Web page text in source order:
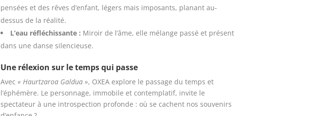
pensées et des rêves d’enfant, légers mais imposants, planant au-
dessus de la réalité.
L’eau réfléchissante : Miroir de l’âme, elle mélange passé et présent
dans une danse silencieuse.
Une rélexion sur le temps qui passe
Avec « Haurtzaroa Galdua », OXEA explore le passage du temps et
l’éphémère. Le personnage, immobile et contemplatif, invite le
spectateur à une introspection profonde : où se cachent nos souvenirs